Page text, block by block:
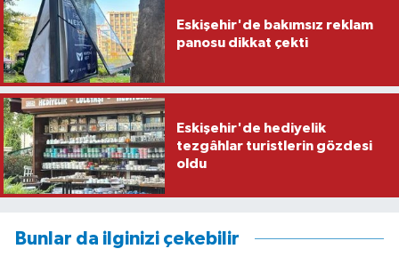
Eskişehir'de bakımsız reklam
panosu dikkat çekti
Eskişehir'de hediyelik
tezgâhlar turistlerin gözdesi
oldu
Bunlar da ilginizi çekebilir